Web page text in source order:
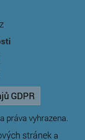
GDPR
práva vyhrazena.
stráneka